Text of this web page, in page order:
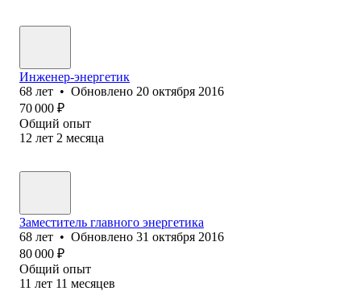
Инженер-энергетик
68 лет • Обновлено 20 октября 2016
70 000 ₽
Общий опыт
12 лет 2 месяца
Заместитель главного энергетика
68 лет • Обновлено 31 октября 2016
80 000 ₽
Общий опыт
11 лет 11 месяцев